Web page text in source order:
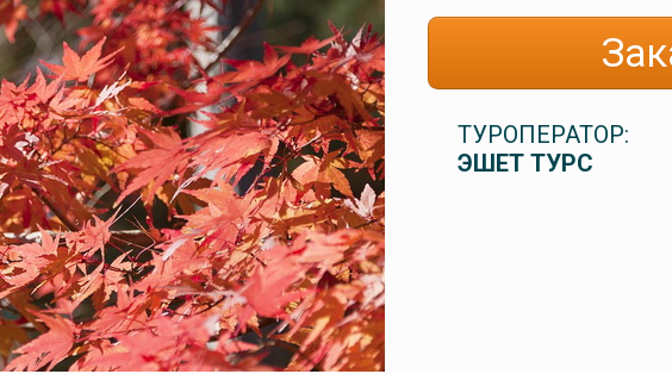
ТУРОПЕРАТОР:
ЭШЕТ ТУРС